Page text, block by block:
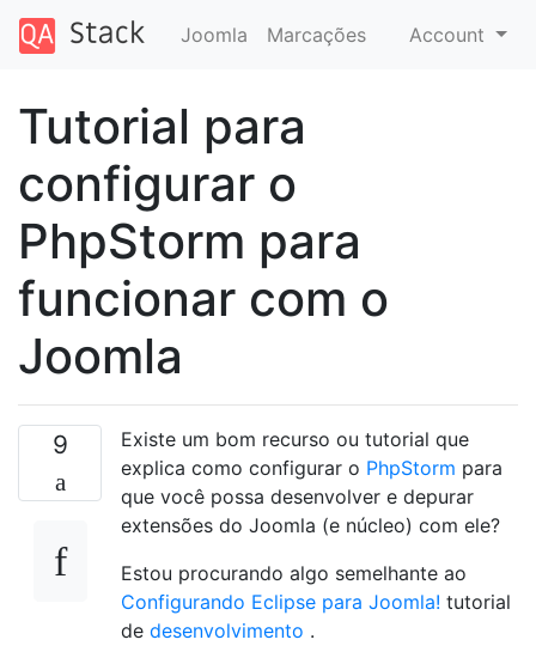
Joomla Marcações Account
Tutorial para
configurar o
PhpStorm para
funcionar com o
Joomla
9
Existe um bom recurso ou tutorial que
explica como configurar o PhpStorm para
que você possa desenvolver e depurar
extensões do Joomla (e núcleo) com ele?
Estou procurando algo semelhante ao
Configurando Eclipse para Joomla! tutorial
de desenvolvimento .